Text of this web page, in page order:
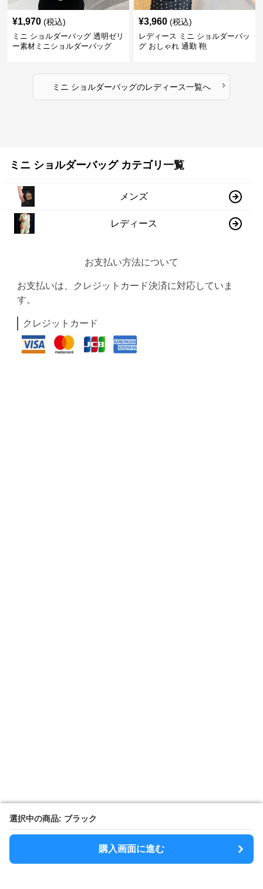
選択中の商品: ブラック
購入画面に進む
選択中の商品: ブラック
購入画面に進む
¥1,970 (税込)
ミニ ショルダーバッグ 透明ゼリ
ー素材ミニショルダーバッグ
¥3,960 (税込)
レディース ミニ ショルダーバッ
グ おしゃれ 通勤 鞄
ミニ ショルダーバッグのレディース一覧へ ›
ミニ ショルダーバッグ カテゴリ一覧
メンズ
レディース
お支払い方法について
お支払いは、クレジットカード決済に対応していま
す。
クレジットカード